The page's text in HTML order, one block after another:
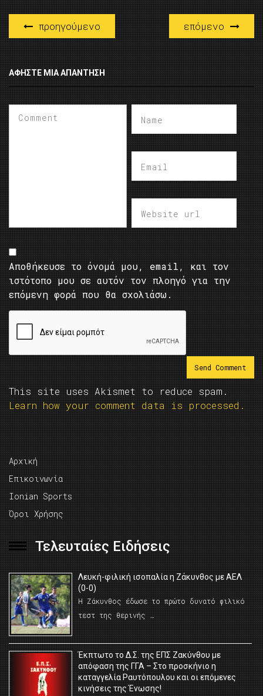
προηγούμενο επόμενο
ΑΦΉΣΤΕ ΜΙΑ ΑΠΆΝΤΗΣΗ
Αποθήκευσε το όνομά μου, email, και τον
ιστότοπο μου σε αυτόν τον πλοηγό για την
επόμενη φορά που θα σχολιάσω.
This site uses Akismet to reduce spam.
Learn how your comment data is processed.
Αρχική
Επικοινωνία
Ionian Sports
Όροι Χρήσης
Τελευταίες Ειδήσεις
Λευκή-φιλική ισοπαλία η Ζάκυνθος με ΑΕΛ
(0-0)
Η Ζάκυνθος έδωσε το πρώτο δυνατό φιλικό
τεστ της θερινής …
Έκπτωτο το Δ.Σ. της ΕΠΣ Ζακύνθου με
απόφαση της ΓΓΑ – Στο προσκήνιο η
καταγγελία Ραυτόπουλου και οι επόμενες
κινήσεις της Ένωσης!